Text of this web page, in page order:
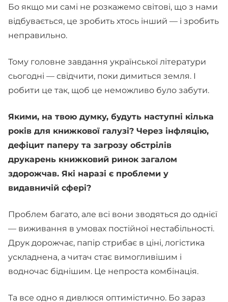
Бо якщо ми самі не розкажемо світові, що з нами
відбувається, це зробить хтось інший — і зробить
неправильно.
Тому головне завдання української літератури
сьогодні — свідчити, поки димиться земля. І
робити це так, щоб це неможливо було забути.
Якими, на твою думку, будуть наступні кілька
років для книжкової галузі? Через інфляцію,
дефіцит паперу та загрозу обстрілів
друкарень книжковий ринок загалом
здорожчав. Які наразі є проблеми у
видавничій сфері?
Проблем багато, але всі вони зводяться до однієї
— виживання в умовах постійної нестабільності.
Друк дорожчає, папір стрибає в ціні, логістика
ускладнена, а читач стає вимогливішим і
водночас біднішим. Це непроста комбінація.
Та все одно я дивлюся оптимістично. Бо зараз